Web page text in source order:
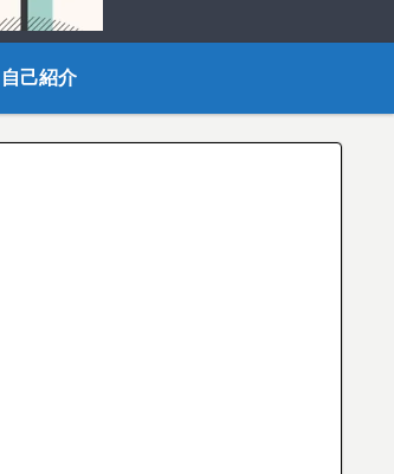
自己紹介